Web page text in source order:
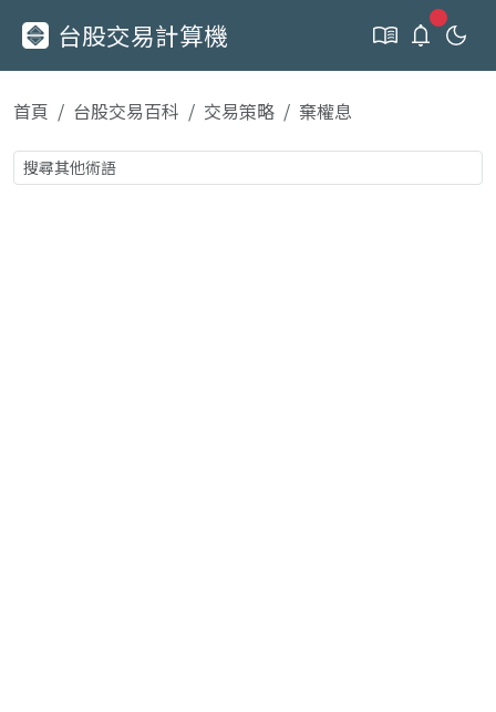
台股交易計算機 新通知
首頁 台股交易百科 交易策略 棄權息